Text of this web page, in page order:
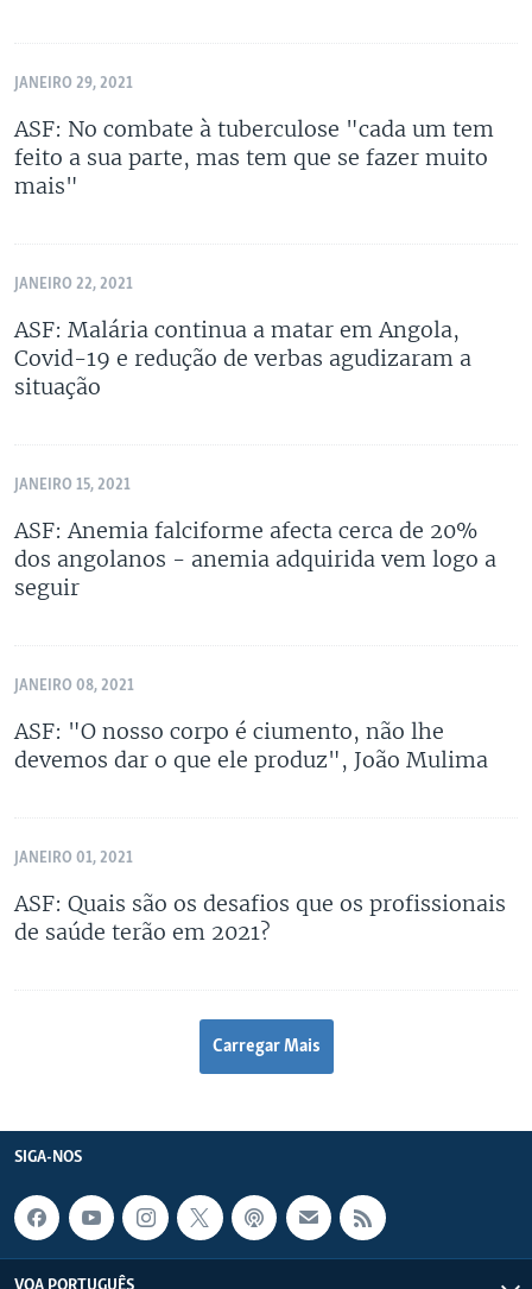
JANEIRO 29, 2021
ASF: No combate à tuberculose "cada um tem
feito a sua parte, mas tem que se fazer muito
mais"
JANEIRO 22, 2021
ASF: Malária continua a matar em Angola,
Covid-19 e redução de verbas agudizaram a
situação
JANEIRO 15, 2021
ASF: Anemia falciforme afecta cerca de 20%
dos angolanos - anemia adquirida vem logo a
seguir
JANEIRO 08, 2021
ASF: "O nosso corpo é ciumento, não lhe
devemos dar o que ele produz", João Mulima
JANEIRO 01, 2021
ASF: Quais são os desafios que os profissionais
de saúde terão em 2021?
Carregar Mais
SIGA-NOS